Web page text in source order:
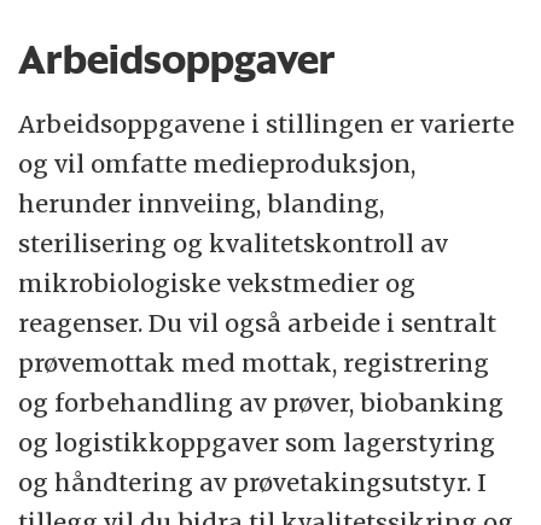
Arbeidsoppgaver
Arbeidsoppgavene i stillingen er varierte
og vil omfatte medieproduksjon,
herunder innveiing, blanding,
sterilisering og kvalitetskontroll av
mikrobiologiske vekstmedier og
reagenser. Du vil også arbeide i sentralt
prøvemottak med mottak, registrering
og forbehandling av prøver, biobanking
og logistikkoppgaver som lagerstyring
og håndtering av prøvetakingsutstyr. I